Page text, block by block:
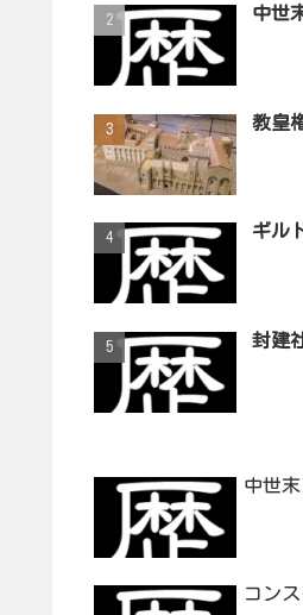
中世
教皇
ギル
封建
中世
コン